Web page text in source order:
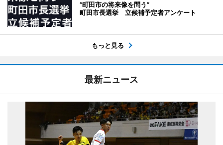
“町田市の将来像を問う”
町田市長選挙 立候補予定者アンケート
もっと見る
最新ニュース